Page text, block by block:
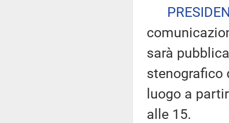
sarà
stenografico
luogo a
alle 15.